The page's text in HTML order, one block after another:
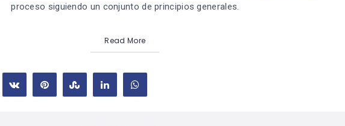
proceso siguiendo un conjunto de principios generales.
Read More